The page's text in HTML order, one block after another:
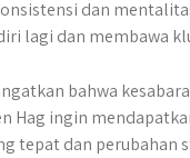
dan
lagi dan membawa
bahwa
Hag ingin
tepat dan